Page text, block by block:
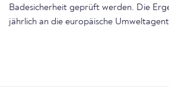
Badesicherheit geprüft werden. Die
jährlich an die europäische